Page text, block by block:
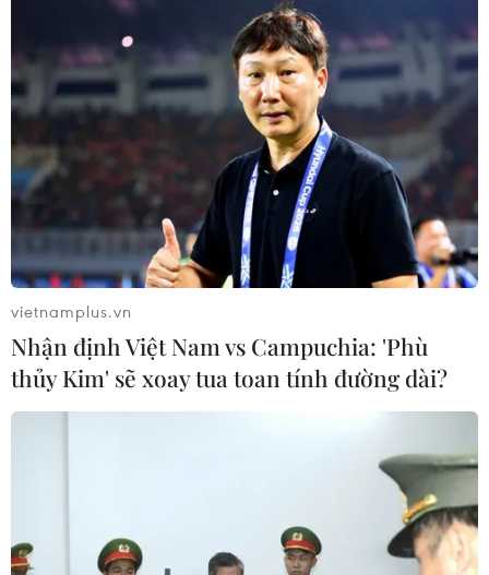
TIN CÙNG CHUYÊN MỤC
vietnamplus.vn
Nhận định Việt Nam vs Campuchia: 'Phù
thủy Kim' sẽ xoay tua toan tính đường dài?